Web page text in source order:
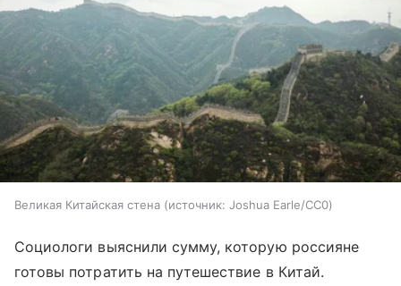
Великая Китайская стена источник: Joshua Earle/CC0
Социологи выяснили сумму, которую россияне
готовы потратить на путешествие в Китай.